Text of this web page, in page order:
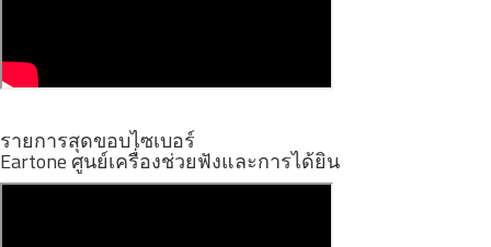
รายการสุดขอบไซเบอร์
Eartone ศูนย์เครื่องช่วยฟังและการได้ยิน